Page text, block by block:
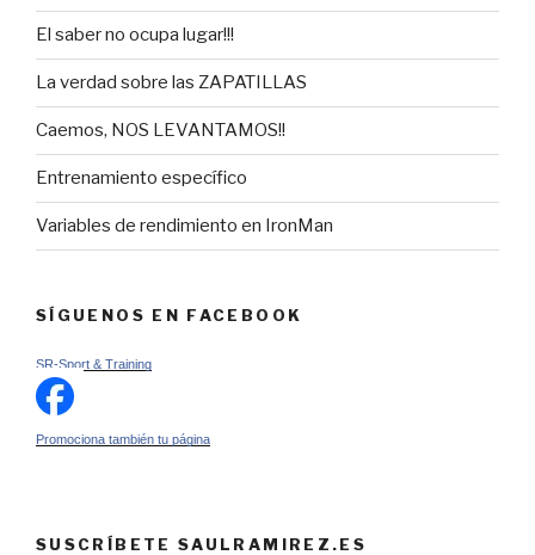
El saber no ocupa lugar!!!
La verdad sobre las ZAPATILLAS
Caemos, NOS LEVANTAMOS!!
Entrenamiento específico
Variables de rendimiento en IronMan
SÍGUENOS EN FACEBOOK
SR-Sport & Training
Promociona también tu página
SUSCRÍBETE SAULRAMIREZ.ES